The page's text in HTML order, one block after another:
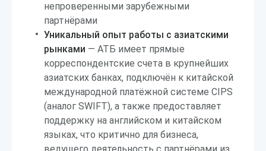
непроверенными зарубежными
партнёрами
Уникальный опыт работы с азиатскими
рынками — АТБ имеет прямые
корреспондентские счета в крупнейших
азиатских банках, подключён к китайской
международной платёжной системе CIPS
(аналог SWIFT), а также предоставляет
поддержку на английском и китайском
языках, что критично для бизнеса,